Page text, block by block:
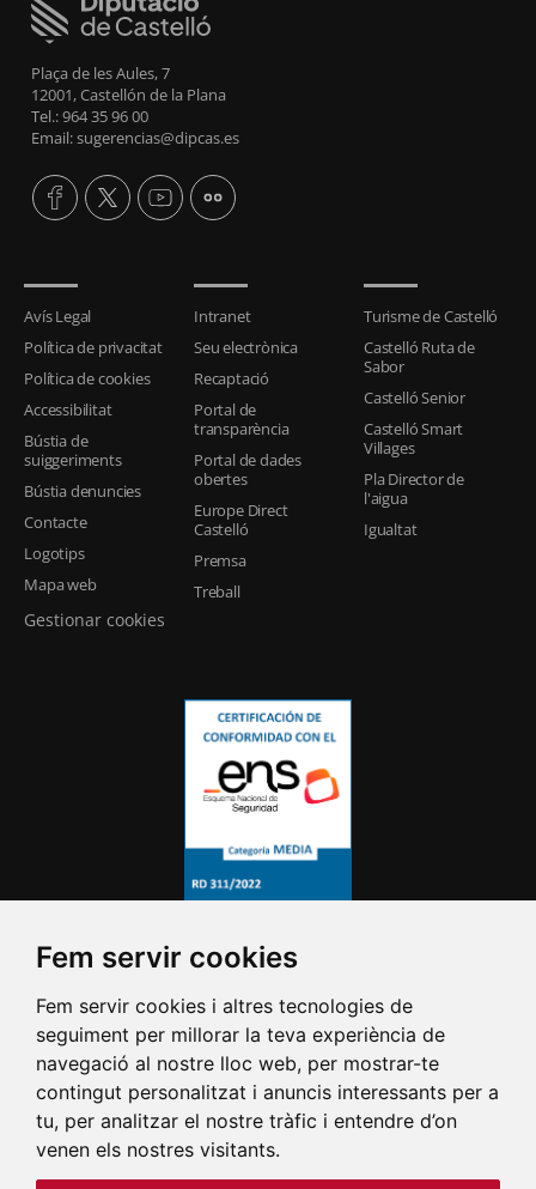
Fem servir cookies
Fem servir cookies i altres tecnologies de
seguiment per millorar la teva experiència de
navegació al nostre lloc web, per mostrar-te
contingut personalitzat i anuncis interessants per a
tu, per analitzar el nostre tràfic i entendre d’on
venen els nostres visitants.
Plaça de les Aules, 7
12001, Castellón de la Plana
Tel.: 964 35 96 00
Email: sugerencias@dipcas.es
Avís Legal
Política de privacitat
Política de cookies
Accessibilitat
Bústia de
suiggeriments
Bústia denuncies
Contacte
Logotips
Mapa web
Gestionar cookies
Intranet
Seu electrònica
Recaptació
Portal de
transparència
Portal de dades
obertes
Europe Direct
Castelló
Premsa
Treball
Turisme de Castelló
Castelló Ruta de
Sabor
Castelló Senior
Castelló Smart
Villages
Pla Director de
l'aigua
Igualtat